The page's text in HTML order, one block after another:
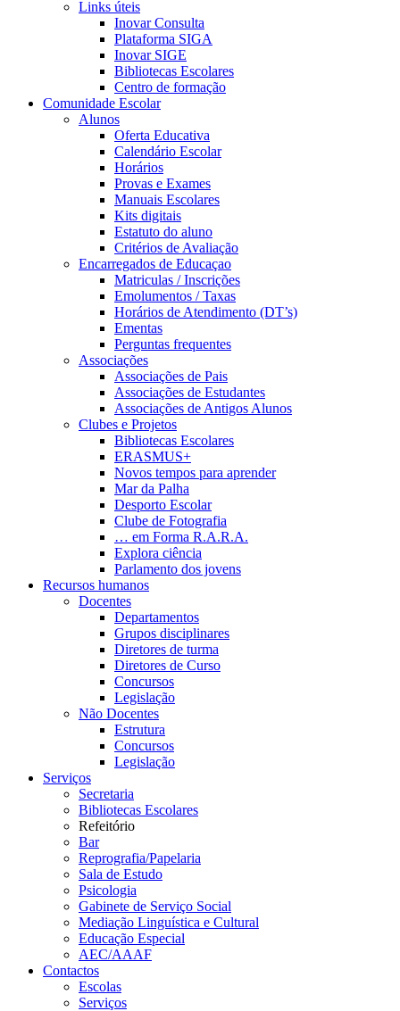
Links úteis
Inovar Consulta
Plataforma SIGA
Inovar SIGE
Bibliotecas Escolares
Centro de formação
Comunidade Escolar
Alunos
Oferta Educativa
Calendário Escolar
Horários
Provas e Exames
Manuais Escolares
Kits digitais
Estatuto do aluno
Critérios de Avaliação
Encarregados de Educaçao
Matriculas / Inscrições
Emolumentos / Taxas
Horários de Atendimento (DT’s)
Ementas
Perguntas frequentes
Associações
Associações de Pais
Associações de Estudantes
Associações de Antigos Alunos
Clubes e Projetos
Bibliotecas Escolares
ERASMUS+
Novos tempos para aprender
Mar da Palha
Desporto Escolar
Clube de Fotografia
… em Forma R.A.R.A.
Explora ciência
Parlamento dos jovens
Recursos humanos
Docentes
Departamentos
Grupos disciplinares
Diretores de turma
Diretores de Curso
Concursos
Legislação
Não Docentes
Estrutura
Concursos
Legislação
Serviços
Secretaria
Bibliotecas Escolares
Refeitório
Bar
Reprografia/Papelaria
Sala de Estudo
Psicologia
Gabinete de Serviço Social
Mediação Linguística e Cultural
Educação Especial
AEC/AAAF
Contactos
Escolas
Serviços